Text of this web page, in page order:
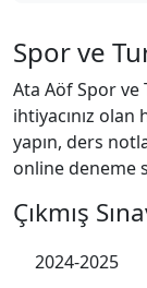
Spor ve
Ata Aöf Spor ve
ihtiyacınız
yapın, ders
online deneme
Çıkmış
2024-2025